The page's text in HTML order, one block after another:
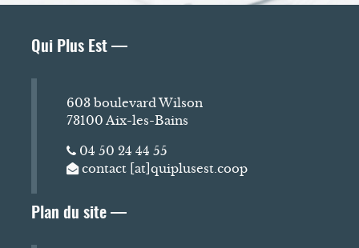
Qui Plus Est —
603 boulevard Wilson
73100 Aix-les-Bains
04 50 24 44 55
contact [at]quiplusest.coop
Plan du site —